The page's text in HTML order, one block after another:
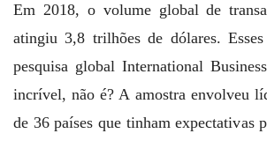
Em 2018, o volume global de
atingiu 3,8 trilhões de dólares.
pesquisa global International
incrível, não é? A amostra envolveu
de 36 países que tinham expectativas